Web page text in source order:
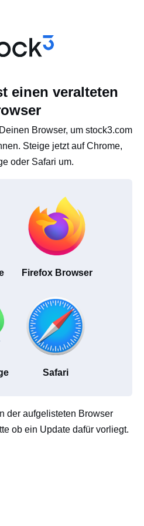
einen veralteten
Browser, um stock3.com
Steige jetzt auf Chrome,
oder Safari um.
Firefox Browser
Safari
der aufgelisteten Browser
ob ein Update dafür vorliegt.